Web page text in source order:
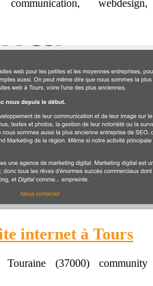
webdesign,
internet à Tours
(37000) community